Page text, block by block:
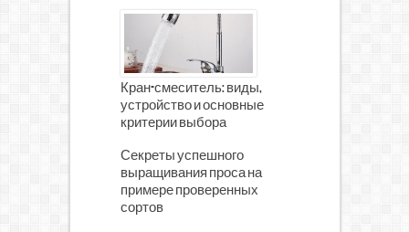
Кран-смеситель: виды,
устройство и основные
критерии выбора
Секреты успешного
выращивания проса на
примере проверенных
сортов